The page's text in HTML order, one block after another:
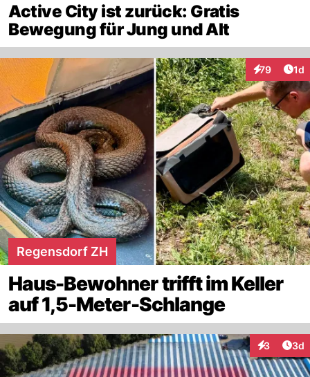
Active City ist zurück: Gratis
Bewegung für Jung und Alt
79 1d
Regensdorf ZH
Haus-Bewohner trifft im Keller
auf 1,5-Meter-Schlange
3 3d